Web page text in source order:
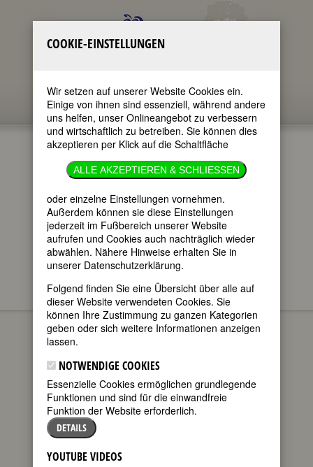
ERMA
BOMBECK
im ganzen Text
nur in Titeln
BIOGRAPHIEN Erma Bombeck
geboren am
21. Februar
1927 in
gestorben am
22. April 1996
in San
Francisco
US-
COOKIE-EINSTELLUNGEN
Wir setzen auf unserer Website Cookies ein.
Einige von ihnen sind essenziell, während andere
uns helfen, unser Onlineangebot zu verbessern
und wirtschaftlich zu betreiben. Sie können dies
akzeptieren per Klick auf die Schaltfläche
ALLE AKZEPTIEREN & SCHLIESSEN
oder einzelne Einstellungen vornehmen.
Außerdem können sie diese Einstellungen
jederzeit im Fußbereich unserer Website
aufrufen und Cookies auch nachträglich wieder
abwählen. Nähere Hinweise erhalten Sie in
unserer Datenschutzerklärung.
Folgend finden Sie eine Übersicht über alle auf
dieser Website verwendeten Cookies. Sie
können Ihre Zustimmung zu ganzen Kategorien
geben oder sich weitere Informationen anzeigen
lassen.
NOTWENDIGE COOKIES
Essenzielle Cookies ermöglichen grundlegende
Funktionen und sind für die einwandfreie
Funktion der Website erforderlich.
DETAILS
YOUTUBE VIDEOS